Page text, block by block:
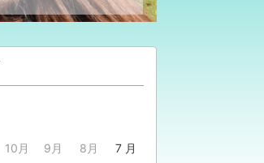
10月 9月 8月 7 月